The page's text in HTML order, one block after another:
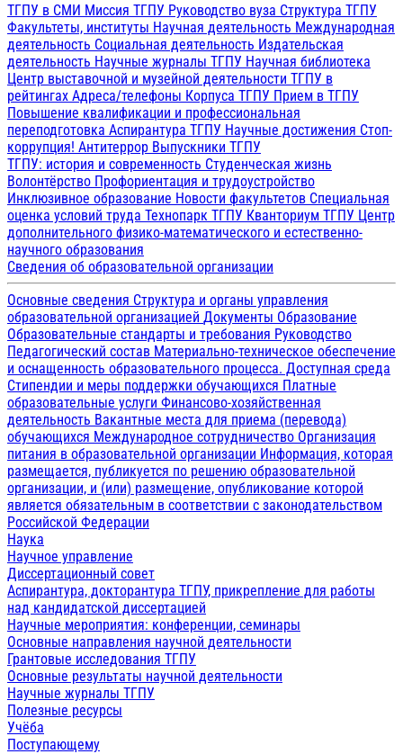
ТГПУ в СМИ Миссия ТГПУ Руководство вуза Структура ТГПУ
Факультеты, институты Научная деятельность Международная
деятельность Социальная деятельность Издательская
деятельность Научные журналы ТГПУ Научная библиотека
Центр выставочной и музейной деятельности ТГПУ в
рейтингах Адреса/телефоны Корпуса ТГПУ Прием в ТГПУ
Повышение квалификации и профессиональная
переподготовка Аспирантура ТГПУ Научные достижения Стоп-
коррупция! Антитеррор Выпускники ТГПУ
ТГПУ: история и современность Студенческая жизнь
Волонтёрство Профориентация и трудоустройство
Инклюзивное образование Новости факультетов Специальная
оценка условий труда Технопарк ТГПУ Кванториум ТГПУ Центр
дополнительного физико-математического и естественно-
научного образования
Сведения об образовательной организации
Основные сведения Структура и органы управления
образовательной организацией Документы Образование
Образовательные стандарты и требования Руководство
Педагогический состав Материально-техническое обеспечение
и оснащенность образовательного процесса. Доступная среда
Стипендии и меры поддержки обучающихся Платные
образовательные услуги Финансово-хозяйственная
деятельность Вакантные места для приема (перевода)
обучающихся Международное сотрудничество Организация
питания в образовательной организации Информация, которая
размещается, публикуется по решению образовательной
организации, и (или) размещение, опубликование которой
является обязательным в соответствии с законодательством
Российской Федерации
Наука
Научное управление
Диссертационный совет
Аспирантура, докторантура ТГПУ, прикрепление для работы
над кандидатской диссертацией
Научные мероприятия: конференции, семинары
Основные направления научной деятельности
Грантовые исследования ТГПУ
Основные результаты научной деятельности
Научные журналы ТГПУ
Полезные ресурсы
Учёба
Поступающему